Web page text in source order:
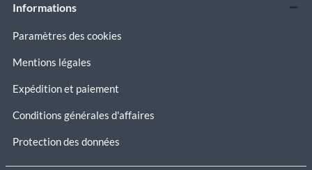
Informations
Paramètres des cookies
Mentions légales
Expédition et paiement
Conditions générales d'affaires
Protection des données